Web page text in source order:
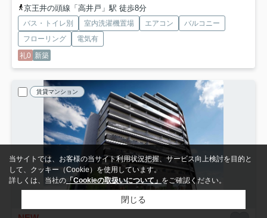
京王井の頭線「高井戸」駅 徒歩8分
バス・トイレ別 室内洗濯機置場 エアコン
バルコニー
フローリング
電気有
礼0 新築
賃貸マンション
当サイトでは、お客様の当サイト利用状況把握、サービス向上検討を目的と
して、クッキー（Cookie）を使用しています。
詳しくは、当社の 「Cookieの取扱いについて」をご確認ください。
閉じる